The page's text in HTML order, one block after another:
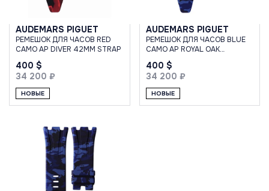
AUDEMARS PIGUET
РЕМЕШОК ДЛЯ ЧАСОВ RED
CAMO AP DIVER 42MM STRAP
400 $
34 200 ₽
НОВЫЕ
AUDEMARS PIGUET
РЕМЕШОК ДЛЯ ЧАСОВ BLUE
CAMO AP ROYAL OAK
OFFSHORE 42MM STRAP
400 $
34 200 ₽
НОВЫЕ